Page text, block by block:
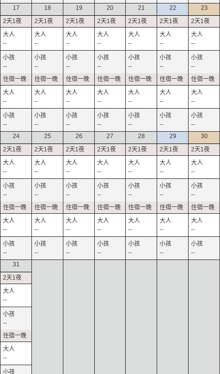
17
--
--
--
--
18
--
--
--
--
19
--
--
--
--
20
--
--
--
--
21
--
--
--
--
22
--
--
--
--
23
--
--
--
--
24
--
--
--
--
25
--
--
--
--
26
--
--
--
--
27
--
--
--
--
28
--
--
--
--
29
--
--
--
--
30
--
--
--
--
31
--
--
--